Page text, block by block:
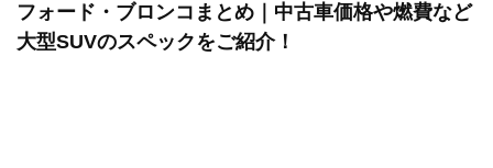
フォード・ブロンコまとめ｜中古車価格や燃費など
大型SUVのスペックをご紹介！